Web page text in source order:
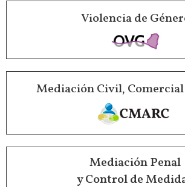
Violencia de
Mediación Civil,
Mediación Penal
y Control de